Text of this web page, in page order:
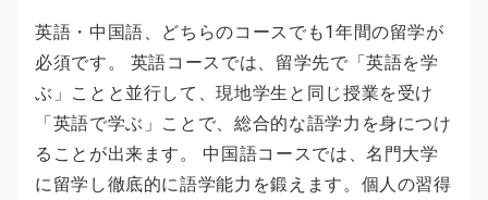
英語・中国語、どちらのコースでも1年間の留学が
必須です。 英語コースでは、留学先で「英語を学
ぶ」ことと並行して、現地学生と同じ授業を受け
「英語で学ぶ」ことで、総合的な語学力を身につけ
ることが出来ます。 中国語コースでは、名門大学
に留学し徹底的に語学能力を鍛えます。個人の習得